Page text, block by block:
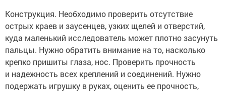
Конструкция. Необходимо проверить отсутствие
острых краев и заусенцев, узких щелей и отверстий,
куда маленький исследователь может плотно засунуть
пальцы. Нужно обратить внимание на то, насколько
крепко пришиты глаза, нос. Проверить прочность
и надежность всех креплений и соединений. Нужно
подержать игрушку в руках, оценить ее прочность,